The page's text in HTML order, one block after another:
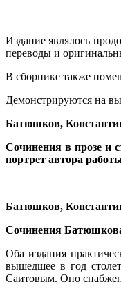
Издание являлось
переводы и
В сборнике также
Демонстрируются на
Батюшков,
Сочинения в прозе и
портрет автора
Батюшков,
Сочинения
Оба издания
вышедшее в год
Саитовым. Оно